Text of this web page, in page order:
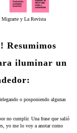
Migrarte y La Revista
Resumimos
iluminar un
o posponiendo algunas
no cumplir. Una frase que salió
yo me lo voy a anotar como